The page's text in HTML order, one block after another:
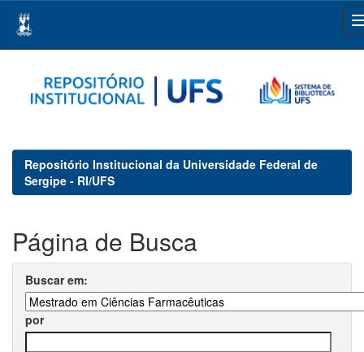
navigation
Repositório Institucional da Universidade Federal de
Sergipe - RI/UFS
Página de Busca
Buscar em:
por